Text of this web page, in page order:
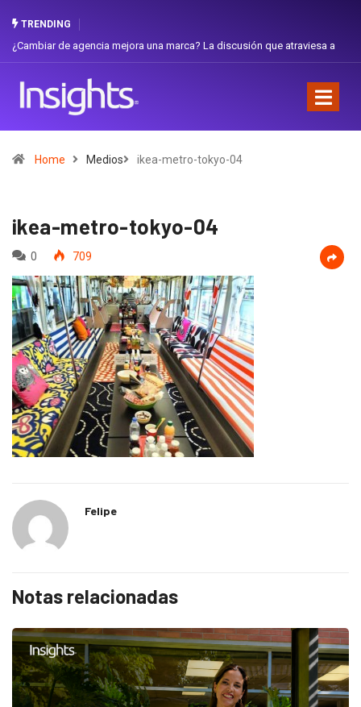
TRENDING
mejora una marca? La discusión que atraviesa a
Gabriela Herrera
Home Medios ikea-metro-tokyo-04
ikea-metro-tokyo-04
0 709
Felipe
Notas relacionadas